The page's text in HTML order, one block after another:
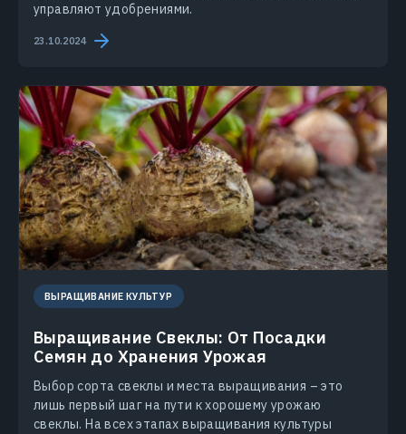
управляют удобрениями.
23.10.2024
ВЫРАЩИВАНИЕ КУЛЬТУР
Выращивание Свеклы: От Посадки
Семян до Хранения Урожая
Выбор сорта свеклы и места выращивания – это
лишь первый шаг на пути к хорошему урожаю
свеклы. На всех этапах выращивания культуры